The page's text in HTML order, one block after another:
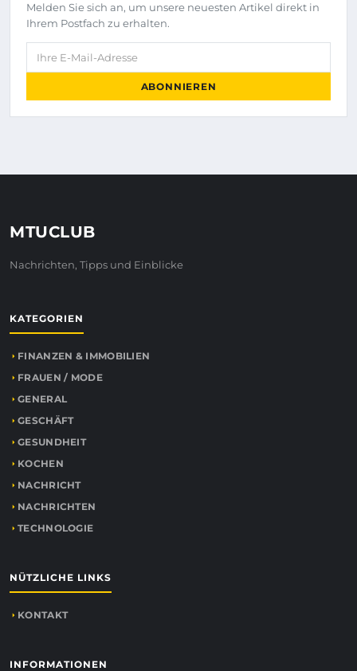
Melden Sie sich an, um unsere neuesten Artikel direkt in
Ihrem Postfach zu erhalten.
Ihre E-Mail-Adresse
ABONNIEREN
MTUCLUB
Nachrichten, Tipps und Einblicke
KATEGORIEN
FINANZEN & IMMOBILIEN
FRAUEN / MODE
GENERAL
GESCHÄFT
GESUNDHEIT
KOCHEN
NACHRICHT
NACHRICHTEN
TECHNOLOGIE
NÜTZLICHE LINKS
KONTAKT
INFORMATIONEN